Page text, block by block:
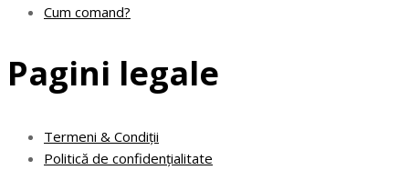
Cum comand?
Pagini legale
Termeni & Condiții
Politică de confidențialitate